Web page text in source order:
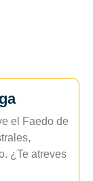
el Faedo de
¿Te atreves